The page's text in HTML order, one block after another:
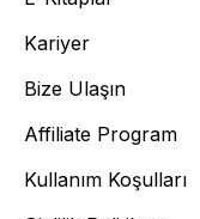
Kariyer
Bize Ulaşın
Affiliate Program
Kullanım Koşulları